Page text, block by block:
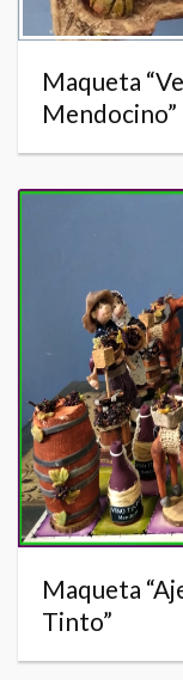
Maqueta
Mendocino”
Maqueta
Tinto”